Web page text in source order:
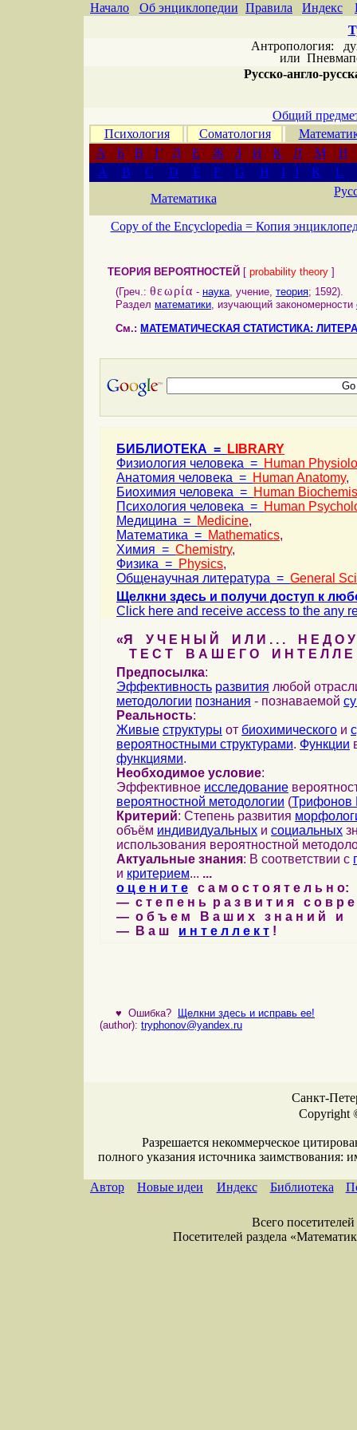
Начало Об энциклопедии Правила Индекс
Антропология:
или
Русско-англо-
Общий
Психология
Соматология
А
Б В Г Д Е Ж З И К Л М
Н
A
B C D E F G H I J K
L
Математика
Copy of the Encyclopedia = Копия
ТЕОРИЯ ВЕРОЯТНОСТЕЙ [ probability theory ]
(Греч.: θεωρία - наука, учение, теория; 1592).
Раздел математики, изучающий закономерности
См.: МАТЕМАТИЧЕСКАЯ СТАТИСТИКА:
БИБЛИОТЕКА =
LIBRARY
Физиология человека = Human
Анатомия человека = Human Anatomy,
Биохимия человека = Human
Психология человека = Human
Медицина = Medicine,
Математика = Mathematics,
Химия = Chemistry,
Физика = Physics,
Общенаучная литература = General
Щелкни здесь и получи доступ к
Click here and receive access to the any
«Я У Ч Е Н Ы Й И Л И . . . Н Е Д О У
Т Е С Т В А Ш Е Г О И Н Т Е Л Л Е
Предпосылка:
Эффективность развития любой
методологии познания - познаваемой
Реальность:
Живые структуры от биохимического и
вероятностными структурами. Функции
функциями.
Необходимое условие:
Эффективное исследование
вероятностной методологии (Трифонов
Критерий: Степень развития
объём индивидуальных и социальных
использования вероятностной
Актуальные знания: В соответствии с
и критерием... ...
о ц е н и т е с а м о с т о я т е л ь н о:
— с т е п е н ь р а з в и т и я с о в р
— о б ъ е м В а ш и х з н а н и й и
— В а ш и н т е л л е к т !
♥ Ошибка?
Щелкни здесь и исправь ее!
(author): tryphonov@yandex.ru
Санкт-
Copyright
Разрешается некоммерческое
полного указания источника заимствования:
Автор Новые идеи Индекс Библиотека
Всего
Посетителей раздела